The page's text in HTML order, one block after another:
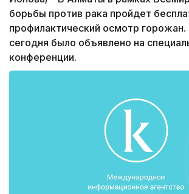
борьбы против рака пройдет
профилактический осмотр
сегодня было объявлено на
конференции.